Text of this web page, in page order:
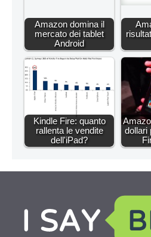
Amazon domina il
mercato dei tablet
Android
Kindle Fire: quanto
rallenta le vendite
dell'iPad?
dollari